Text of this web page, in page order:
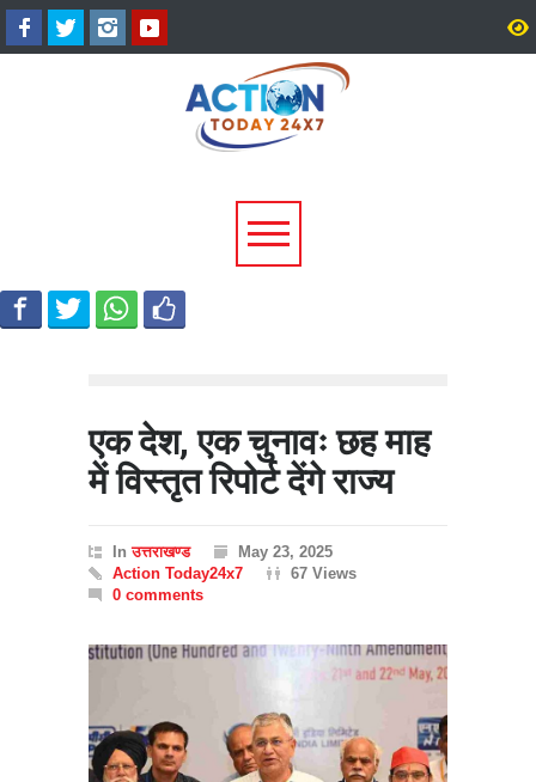
उत्तराखंड में बारिश का कहर:
यमुनोत्री और बदरीनाथ हाईवे पर
भूस्खलन, कई मार्ग बंद; श्रद्धालु और
एक देश, एक चुनावः छह माह
में विस्तृत रिपोर्ट देंगे राज्य
Inउत्तराखण्ड
May 23, 2025
Action Today24x7
67 Views
0 comments